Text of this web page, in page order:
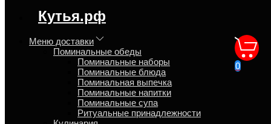
Синтаксическая ошибка в блоке
speed_kutya.top_banner_content
Кутья.рф
Меню доставки
Поминальные обеды
Поминальные наборы
Поминальные блюда
Поминальная выпечка
Поминальные напитки
Поминальные супа
Ритуальные принадлежности
0
Поминальный обед в день
похорон